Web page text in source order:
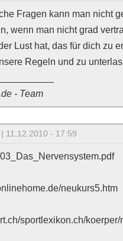
Fragen kann man nicht
wenn man nicht grad
Lust hat, das für dich zu
Regeln und zu
- Team
| 11.12.2010 - 17:59
neukurs5.htm
sportlexikon.ch/